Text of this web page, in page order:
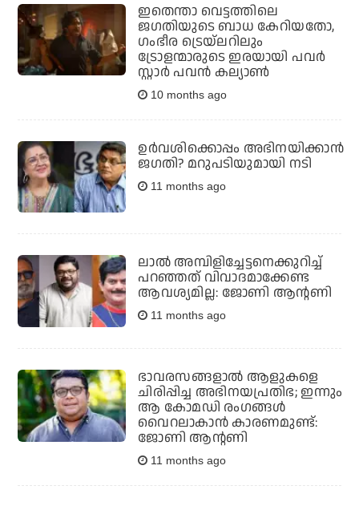
ഇതെന്താ വെട്ടത്തിലെ
ജഗതിയുടെ ബാധ കേറിയതോ,
ഗംഭീര ട്രെയ്‌ലറിലും
ട്രോളന്മാരുടെ ഇരയായി പവര്‍
സ്റ്റാര്‍ പവന്‍ കല്യാണ്‍
10 months ago
ഉർവശിക്കൊപ്പം അഭിനയിക്കാൻ
ജ​ഗതി? മറുപടിയുമായി നടി
11 months ago
ലാല്‍ അമ്പിളിച്ചേട്ടനെക്കുറിച്ച്
പറഞ്ഞത് വിവാദമാക്കേണ്ട
ആവശ്യമില്ല: ജോണി ആന്റണി
11 months ago
ഭാവരസങ്ങളാല്‍ ആളുകളെ
ചിരിപ്പിച്ച അഭിനയപ്രതിഭ; ഇന്നും
ആ കോമഡി രംഗങ്ങള്‍
വൈറലാകാന്‍ കാരണമുണ്ട്:
ജോണി ആന്റണി
11 months ago